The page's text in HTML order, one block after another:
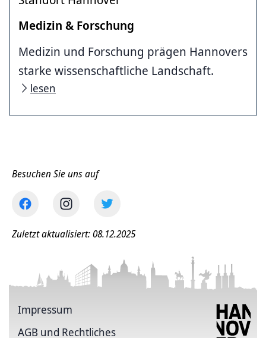
Medizin & Forschung
Medizin und Forschung prägen Hannovers
starke wissenschaftliche Landschaft.
lesen
Besuchen Sie uns auf
Zuletzt aktualisiert: 08.12.2025
Impressum
AGB und Rechtliches